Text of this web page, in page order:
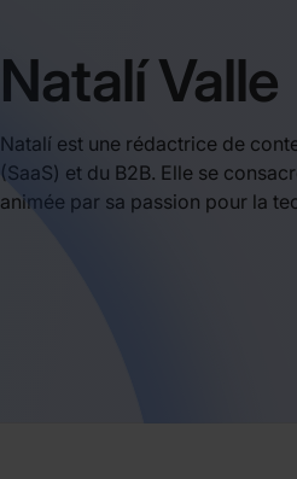
Natalí Valle
Natalí est une rédactrice de
(SaaS) et du B2B. Elle se
animée par sa passion pour la